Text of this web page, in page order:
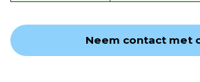
Neem contact met